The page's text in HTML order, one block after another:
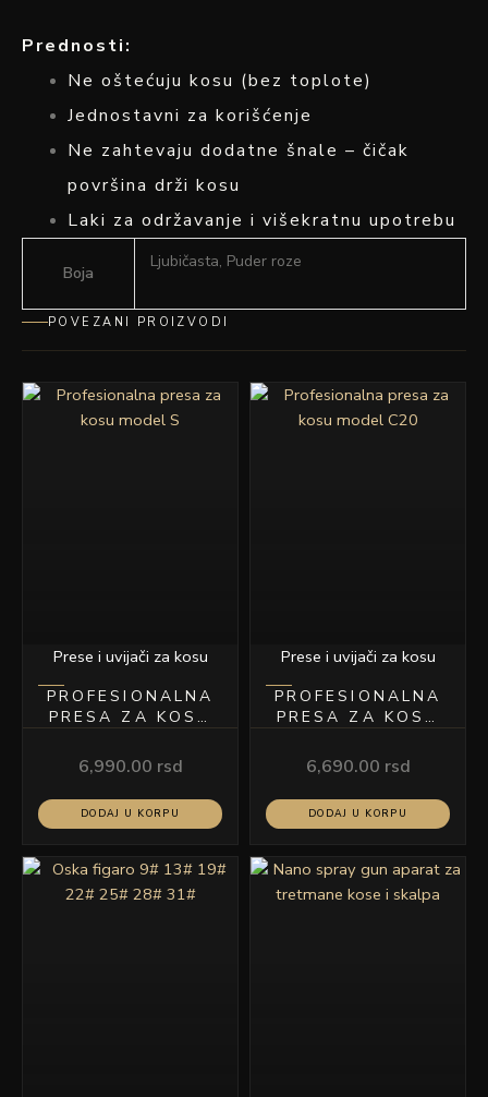
Prednosti:
Ne oštećuju kosu (bez toplote)
Jednostavni za korišćenje
Ne zahtevaju dodatne šnale – čičak
površina drži kosu
Laki za održavanje i višekratnu upotrebu
Boja
Ljubičasta, Puder roze
POVEZANI PROIZVODI
Prese i uvijači za kosu
PROFESIONALNA
PRESA ZA KOSU
6,990.00 rsd
DODAJ U KORPU
Prese i uvijači za kosu
PROFESIONALNA
PRESA ZA KOSU
6,690.00 rsd
DODAJ U KORPU